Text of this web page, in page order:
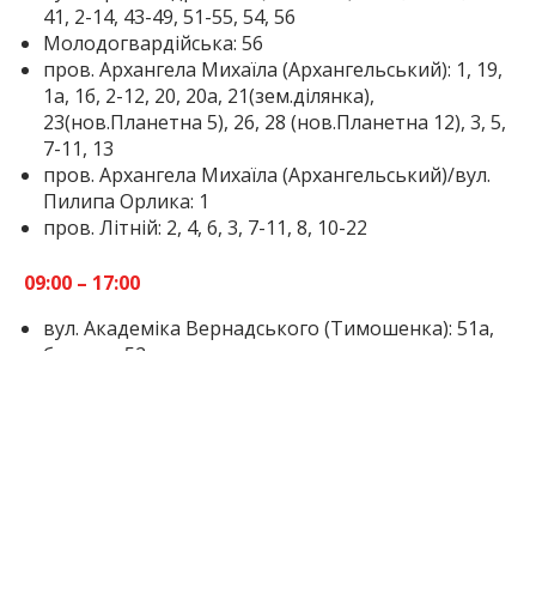
41, 2-14, 43-49, 51-55, 54, 56
Молодогвардійська: 56
пров. Архангела Михаїла (Архангельський): 1, 19,
1а, 1б, 2-12, 20, 20а, 21(зем.ділянка),
23(нов.Планетна 5), 26, 28 (нов.Планетна 12), 3, 5,
7-11, 13
пров. Архангела Михаїла (Архангельський)/вул.
Пилипа Орлика: 1
пров. Літній: 2, 4, 6, 3, 7-11, 8, 10-22
09:00 – 17:00
вул. Академіка Вернадського (Тимошенка): 51а,
б, в, г, д, 52а